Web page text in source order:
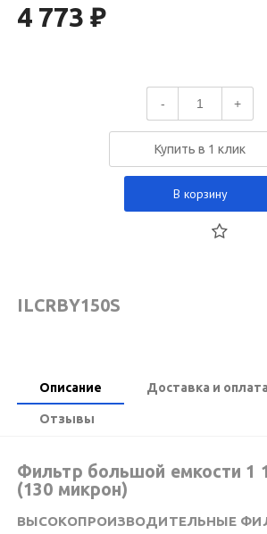
4 773 ₽
- +
Купить в 1 клик
В корзину
ILCRBY150S
Описание Доставка и оплата
Отзывы
Фильтр большой емкости 1
(130 микрон)
ВЫСОКОПРОИЗВОДИТЕЛЬНЫЕ